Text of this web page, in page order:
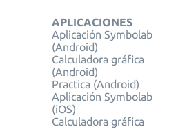
APLICACIONES
Aplicación Symbolab
(Android)
Calculadora gráfica
(Android)
Practica (Android)
Aplicación Symbolab
(iOS)
Calculadora gráfica